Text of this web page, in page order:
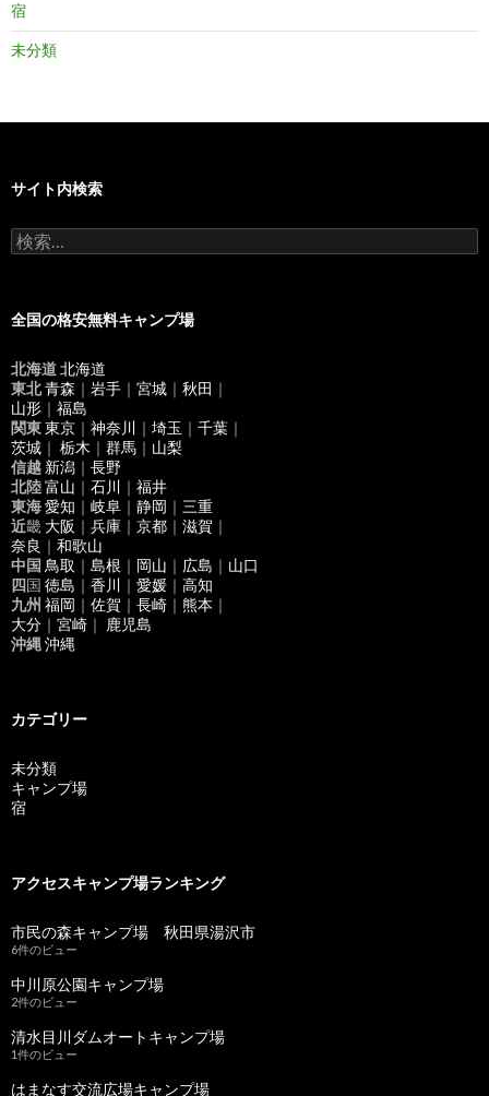
宿
未分類
サイト内検索
検
索
全国の格安無料キャンプ場
北海道北海道
東北青森 ｜ 岩手 ｜ 宮城 ｜ 秋田 ｜
山形 ｜ 福島
関東東京 ｜ 神奈川 ｜ 埼玉 ｜ 千葉 ｜
茨城 ｜ 栃木 ｜ 群馬 ｜ 山梨
信越 新潟 ｜ 長野
北陸富山 ｜ 石川 ｜ 福井
東海愛知 ｜ 岐阜 ｜ 静岡 ｜ 三重
近畿 大阪 ｜ 兵庫 ｜ 京都 ｜ 滋賀 ｜
奈良 ｜ 和歌山
中国 鳥取 ｜ 島根 ｜ 岡山 ｜ 広島 ｜ 山口
四国 徳島 ｜ 香川 ｜ 愛媛 ｜ 高知
九州 福岡 ｜ 佐賀 ｜ 長崎 ｜ 熊本 ｜
大分 ｜ 宮崎 ｜
鹿児島
沖縄沖縄
カテゴリー
未分類
キャンプ場
宿
アクセスキャンプ場ランキング
市民の森キャンプ場 秋田県湯沢市
6件のビュー
中川原公園キャンプ場
2件のビュー
清水目川ダムオートキャンプ場
1件のビュー
はまなす交流広場キャンプ場